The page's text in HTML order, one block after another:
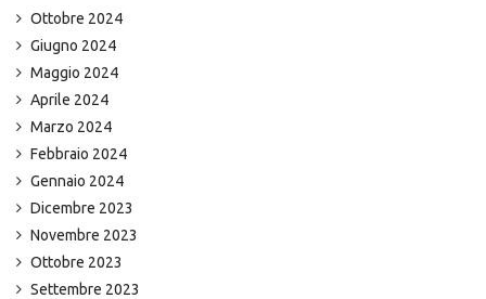
Ottobre 2024
Giugno 2024
Maggio 2024
Aprile 2024
Marzo 2024
Febbraio 2024
Gennaio 2024
Dicembre 2023
Novembre 2023
Ottobre 2023
Settembre 2023